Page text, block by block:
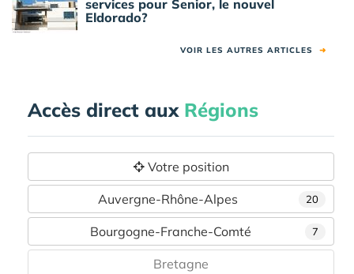
services pour Senior, le nouvel
Eldorado?
VOIR LES AUTRES ARTICLES ➜
Accès direct aux Régions
Votre position
20
Auvergne-Rhône-Alpes
7
Bourgogne-Franche-Comté
Bretagne